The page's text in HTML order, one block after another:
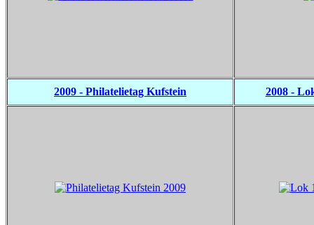
2009 - Philatelietag Kufstein 2008 -